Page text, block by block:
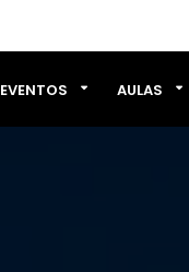
EVENTOS AULAS